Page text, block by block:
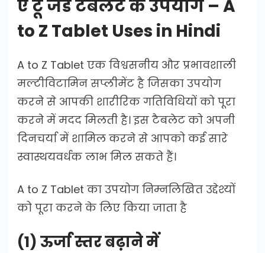
ए टू जेड टैबलेट के उपयोग – A
to Z Tablet Uses in Hindi
A to Z Tablet एक विश्वसनीय और प्रभावशाली
मल्टीविटामिन सप्लीमेंट है जिसका उपयोग
करने से आपकी शारीरिक गतिविधियों को पूरा
करने में मदद मिलती है। इस टैबलेट को अपनी
दिनचर्या में शामिल करने से आपको कई सारे
स्वास्थयवर्धक लाभ मिल सकते हैं।
A to Z Tablet का उपयोग निम्नलिखित उद्देश्यों
को पूरा करने के लिए किया जाता है
(1) ऊर्जा स्तर बढ़ाने में